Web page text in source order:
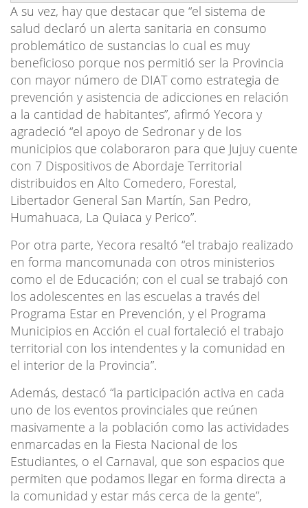
A su vez, hay que destacar que “el sistema de
salud declaró un alerta sanitaria en consumo
problemático de sustancias lo cual es muy
beneficioso porque nos permitió ser la Provincia
con mayor número de DIAT como estrategia de
prevención y asistencia de adicciones en relación
a la cantidad de habitantes”, afirmó Yecora y
agradeció “el apoyo de Sedronar y de los
municipios que colaboraron para que Jujuy cuente
con 7 Dispositivos de Abordaje Territorial
distribuidos en Alto Comedero, Forestal,
Libertador General San Martín, San Pedro,
Humahuaca, La Quiaca y Perico”.
Por otra parte, Yecora resaltó “el trabajo realizado
en forma mancomunada con otros ministerios
como el de Educación; con el cual se trabajó con
los adolescentes en las escuelas a través del
Programa Estar en Prevención, y el Programa
Municipios en Acción el cual fortaleció el trabajo
territorial con los intendentes y la comunidad en
el interior de la Provincia”.
Además, destacó “la participación activa en cada
uno de los eventos provinciales que reúnen
masivamente a la población como las actividades
enmarcadas en la Fiesta Nacional de los
Estudiantes, o el Carnaval, que son espacios que
permiten que podamos llegar en forma directa a
la comunidad y estar más cerca de la gente”,